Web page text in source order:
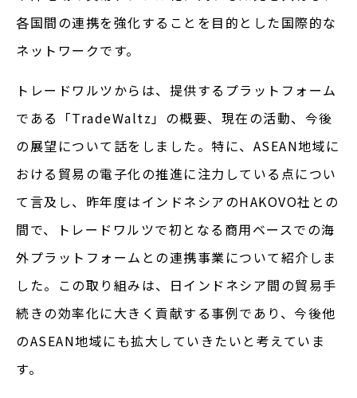
各国間の連携を強化することを目的とした国際的な
ネットワークです。
トレードワルツからは、提供するプラットフォーム
である「TradeWaltz」の概要、現在の活動、今後
の展望について話をしました。特に、ASEAN地域に
おける貿易の電子化の推進に注力している点につい
て言及し、昨年度はインドネシアのHAKOVO社との
間で、トレードワルツで初となる商用ベースでの海
外プラットフォームとの連携事業について紹介しま
した。この取り組みは、日インドネシア間の貿易手
続きの効率化に大きく貢献する事例であり、今後他
のASEAN地域にも拡大していきたいと考えていま
す。